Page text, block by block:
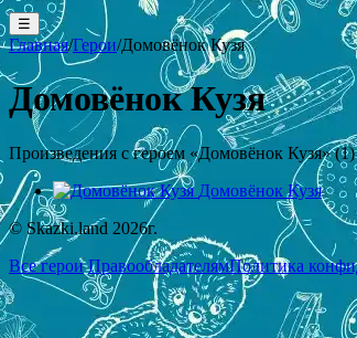
☰
Главная/Герои/Домовёнок Кузя
Домовёнок Кузя
Произведения с героем «Домовёнок Кузя» (1)
Домовёнок Кузя
© Skazki.land 2026г.
Все герои ПравообладателямПолитика